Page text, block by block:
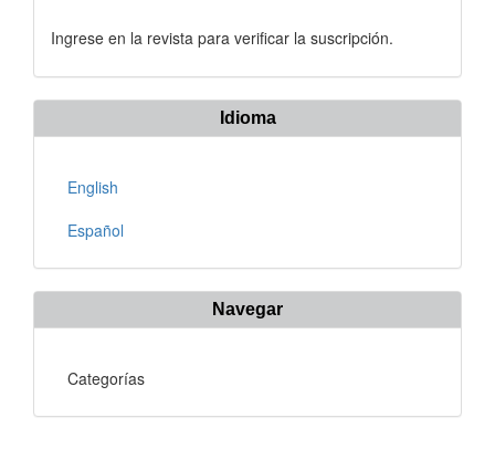
Ingrese en la revista para verificar la suscripción.
Idioma
English
Español
Navegar
Categorías